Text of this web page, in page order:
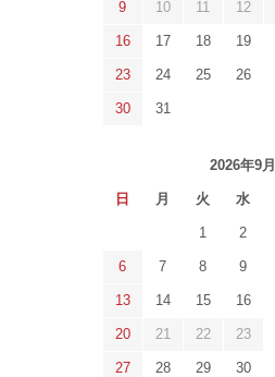
9 10 11 12
16 17 18 19
23 24 25 26
30 31
2026年9月
日 月 火 水
1 2
6 7 8 9
13 14 15 16
20 21 22 23
27 28 29 30